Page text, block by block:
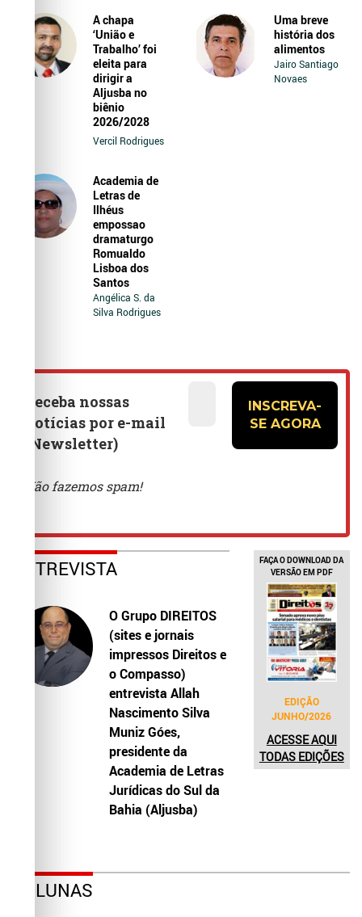
A chapa
‘União e
Trabalho’ foi
eleita para
dirigir a
Aljusba no
biênio
2026/2028
Vercil Rodrigues
Uma breve
história dos
alimentos
Jairo Santiago
Novaes
Academia de
Letras de
Ilhéus
empossao
dramaturgo
Romualdo
Lisboa dos
Santos
Angélica S. da
Silva Rodrigues
ENTREVISTA
O Grupo DIREITOS
(sites e jornais
impressos Direitos e
o Compasso)
entrevista Allah
Nascimento Silva
Muniz Góes,
presidente da
Academia de Letras
Jurídicas do Sul da
Bahia (Aljusba)
FAÇA O DOWNLOAD DA
VERSÃO EM PDF
EDIÇÃO
JUNHO/2026
ACESSE AQUI
TODAS EDIÇÕES
COLUNAS